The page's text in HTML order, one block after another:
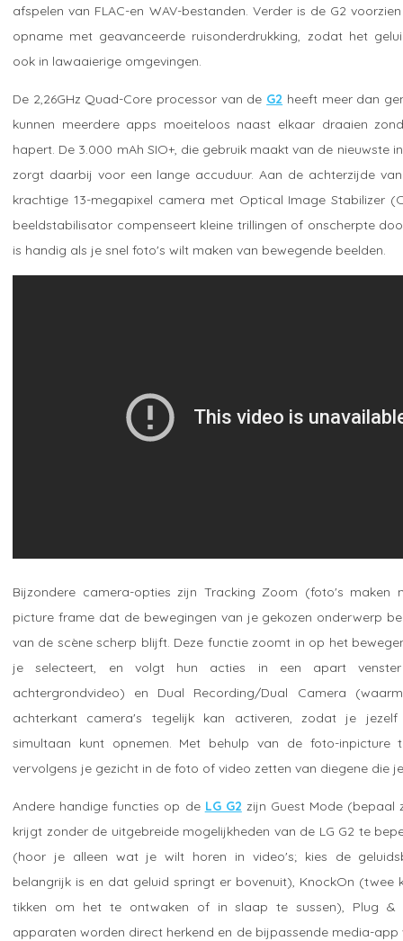
afspelen van FLAC-en WAV-bestanden. Verder is de G2
opname met geavanceerde ruisonderdrukking, zodat het
ook in lawaaierige omgevingen.
De 2,26GHz Quad-Core processor van de G2 heeft meer dan
kunnen meerdere apps moeiteloos naast elkaar draaien
hapert. De 3.000 mAh SIO+, die gebruik maakt van de nieuwste
zorgt daarbij voor een lange accuduur. Aan de achterzijde
krachtige 13-megapixel camera met Optical Image Stabilizer
beeldstabilisator compenseert kleine trillingen of onscherpte
is handig als je snel foto's wilt maken van bewegende beelden.
Bijzondere camera-opties zijn Tracking Zoom (foto's maken
picture frame dat de bewegingen van je gekozen onderwerp
van de scène scherp blijft. Deze functie zoomt in op het
je selecteert, en volgt hun acties in een apart
achtergrondvideo) en Dual Recording/Dual Camera
achterkant camera's tegelijk kan activeren, zodat je
simultaan kunt opnemen. Met behulp van de foto-inpicture
vervolgens je gezicht in de foto of video zetten van diegene die
Andere handige functies op de LG G2 zijn Guest Mode (bepaal
krijgt zonder de uitgebreide mogelijkheden van de LG G2 te
(hoor je alleen wat je wilt horen in video's; kies de
belangrijk is en dat geluid springt er bovenuit), KnockOn (twee
tikken om het te ontwaken of in slaap te sussen), Plug &
apparaten worden direct herkend en de bijpassende media-